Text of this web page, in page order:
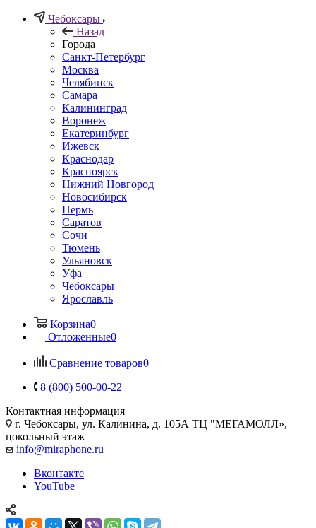
Чебоксары
Назад
Города
Санкт-Петербург
Москва
Челябинск
Самара
Калининград
Воронеж
Екатеринбург
Ижевск
Краснодар
Красноярск
Нижний Новгород
Новосибирск
Пермь
Саратов
Сочи
Тюмень
Ульяновск
Уфа
Чебоксары
Ярославль
Корзина0
Отложенные0
Сравнение товаров0
8 (800) 500-00-22
Контактная информация
г. Чебоксары, ул. Калинина, д. 105А ТЦ "МЕГАМОЛЛ»,
цокольный этаж
info@miraphone.ru
Вконтакте
YouTube